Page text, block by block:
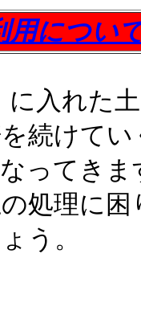
用につい
入れた
続けて
ってき
処理に
う。